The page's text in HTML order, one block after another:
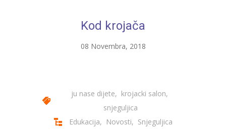
Kod krojača
08 Novembra, 2018
ju nase dijete, krojacki salon,
snjeguljica
Edukacija, Novosti, Snjeguljica